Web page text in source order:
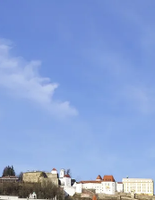
Ihnen über Cookies
anzeigen. Über
gespeichert.